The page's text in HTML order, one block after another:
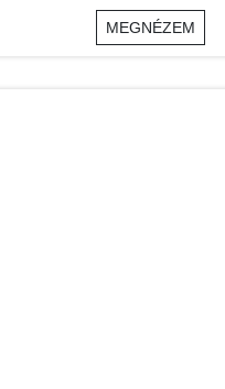
MEGNÉZEM